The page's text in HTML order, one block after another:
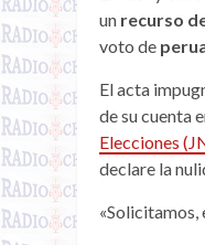
un recurso
voto de
El acta
de su cuenta
Elecciones
declare la
«Solicitamos,